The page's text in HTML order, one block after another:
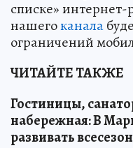
списке» интернет-
нашегоканала
ограничений
ЧИТАЙТЕ ТАКЖЕ
Гостиницы,
набережная: В
развивать